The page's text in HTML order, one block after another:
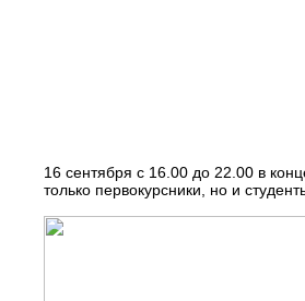
16 сентября с 16.00 до 22.00 в
только первокурсники, но и